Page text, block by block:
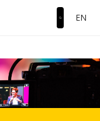
EN